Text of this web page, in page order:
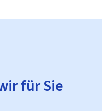
für Sie